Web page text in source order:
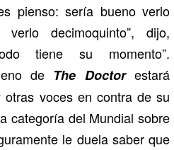
pienso: sería bueno verlo
decimoquinto”, dijo,
tiene su momento”.
de The Doctor estará
voces en contra de su
categoría del Mundial sobre
le duela saber que